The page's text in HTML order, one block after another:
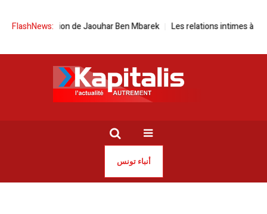
FlashNews:de Jaouhar Ben Mbarek Les relations intimes à l’ère des
أنباء تونس